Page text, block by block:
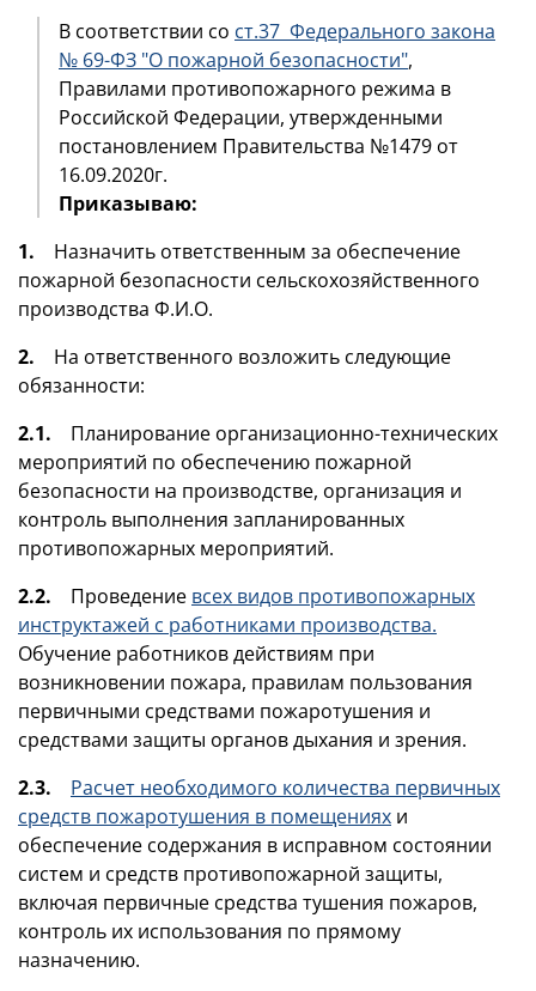
В соответствии со ст.37 Федерального закона
№ 69-ФЗ "О пожарной безопасности",
Правилами противопожарного режима в
Российской Федерации, утвержденными
постановлением Правительства №1479 от
16.09.2020г.
Приказываю:
1. Назначить ответственным за обеспечение
пожарной безопасности сельскохозяйственного
производства Ф.И.О.
2. На ответственного возложить следующие
обязанности:
2.1. Планирование организационно-технических
мероприятий по обеспечению пожарной
безопасности на производстве, организация и
контроль выполнения запланированных
противопожарных мероприятий.
2.2. Проведение всех видов противопожарных
инструктажей с работниками производства.
Обучение работников действиям при
возникновении пожара, правилам пользования
первичными средствами пожаротушения и
средствами защиты органов дыхания и зрения.
2.3.
Расчет необходимого количества первичных
средств пожаротушения в помещениях и
обеспечение содержания в исправном состоянии
систем и средств противопожарной защиты,
включая первичные средства тушения пожаров,
контроль их использования по прямому
назначению.